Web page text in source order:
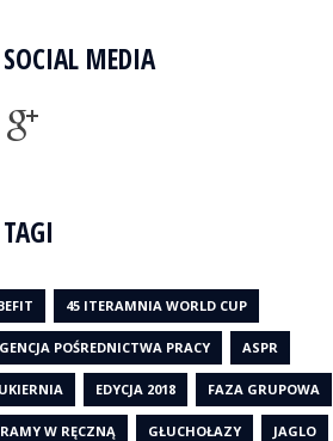
SOCIAL MEDIA
TAGI
45 ITERAMNIA WORLD CUP
POŚREDNICTWA PRACY ASPR
EDYCJA 2018 FAZA GRUPOWA
W RĘCZNĄ GŁUCHOŁAZY JAGLO